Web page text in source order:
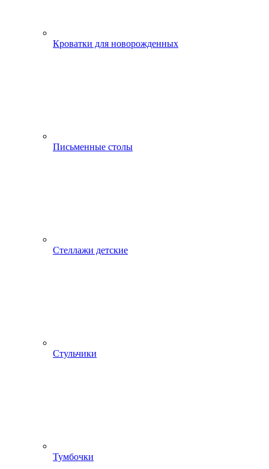
Кроватки для новорожденных
Письменные столы
Стеллажи детские
Стульчики
Тумбочки